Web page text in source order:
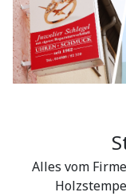
Alles vom